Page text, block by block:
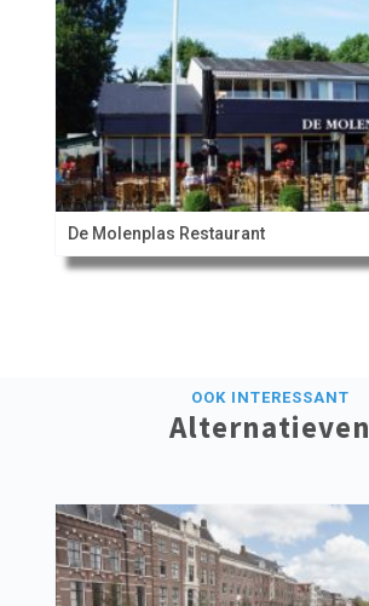
De Molenplas Restaurant
OOK INTERESSANT
Alternatieven